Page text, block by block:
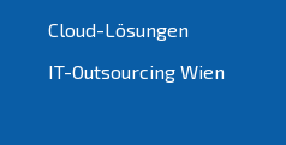
Cloud-Lösungen
IT-Outsourcing Wien